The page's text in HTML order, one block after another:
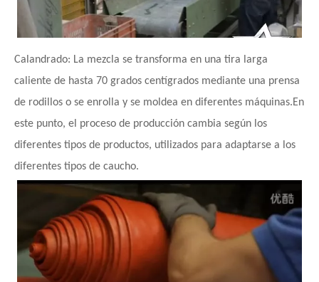
Calandrado: La mezcla se transforma en una tira larga
caliente de hasta 70 grados centígrados mediante una prensa
de rodillos o se enrolla y se moldea en diferentes máquinas.En
este punto, el proceso de producción cambia según los
diferentes tipos de productos, utilizados para adaptarse a los
diferentes tipos de caucho.